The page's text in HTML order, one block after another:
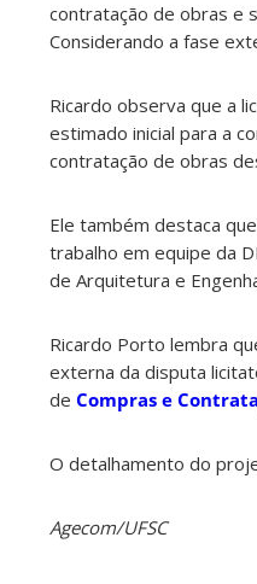
contratação de obras e
Considerando a fase
Ricardo observa que a
estimado inicial para a
contratação de obras
Ele também destaca
trabalho em equipe da
de Arquitetura e
Ricardo Porto lembra
externa da disputa
de Compras e
O detalhamento do
Agecom/UFSC